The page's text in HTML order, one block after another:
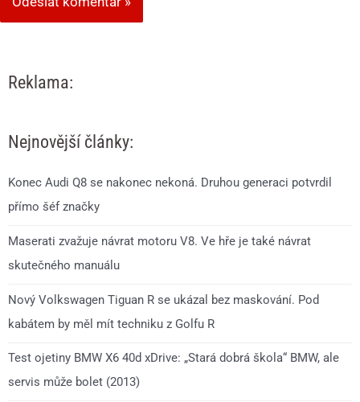
Reklama:
Nejnovější články:
Konec Audi Q8 se nakonec nekoná. Druhou generaci potvrdil
přímo šéf značky
Maserati zvažuje návrat motoru V8. Ve hře je také návrat
skutečného manuálu
Nový Volkswagen Tiguan R se ukázal bez maskování. Pod
kabátem by měl mít techniku z Golfu R
Test ojetiny BMW X6 40d xDrive: „Stará dobrá škola“ BMW, ale
servis může bolet (2013)